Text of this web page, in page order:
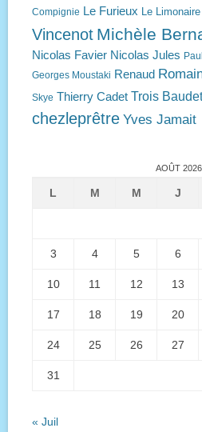
Compignie Le Furieux Le Limonaire
Vincenot Michèle
Nicolas Favier Nicolas Jules
Georges Moustaki Renaud
Skye Thierry Cadet Trois
chezleprêtre Yves Jamait
AOÛT 2026
L M M J
3 4 5 6
10 11 12 13
17 18 19 20
24 25 26 27
31
« Juil